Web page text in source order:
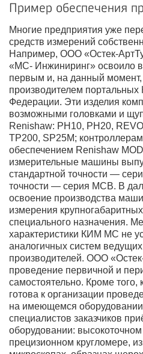
Пример обеспечения
Многие предприятия уже
средств измерений
Например, ООО «Остек-
«МС- Инжиниринг» освоило
первым и, на данный
производителем
Федерации. Эти изделия
возможными головками и
Renishaw: PH10, PH20,
TP200, SP25M;
обеспечением Renishaw
измерительные машины
стандартной точности —
точности — серия МСВ. В
освоение производства
измерения
специального назначения.
характеристики КИМ МС не
аналогичных систем
производителей. ООО
проведение первичной и
самостоятельно. Кроме
готова к организации
на имеющемся
специалистов заказчиков
оборудовании:
прецизионном кругломере,